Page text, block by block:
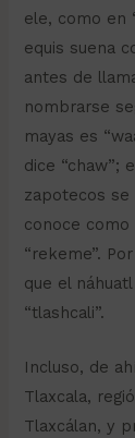
ele, como en
equis suena
antes de
nombrarse
mayas es
dice “chaw”;
zapotecos se
conoce como
“rekeme”.
que el
“tlashcali”.
Incluso, de
Tlaxcala,
Tlaxcálan, y